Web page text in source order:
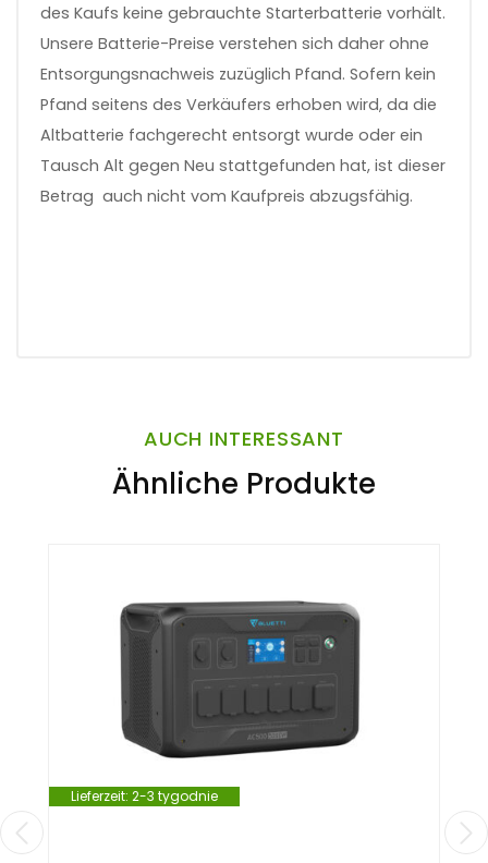
des Kaufs keine gebrauchte Starterbatterie vorhält.
Unsere Batterie-Preise verstehen sich daher ohne
Entsorgungsnachweis zuzüglich Pfand. Sofern kein
Pfand seitens des Verkäufers erhoben wird, da die
Altbatterie fachgerecht entsorgt wurde oder ein
Tausch Alt gegen Neu stattgefunden hat, ist dieser
Betrag auch nicht vom Kaufpreis abzugsfähig.
AUCH INTERESSANT
Ähnliche Produkte
Lieferzeit: 2-3 tygodnie